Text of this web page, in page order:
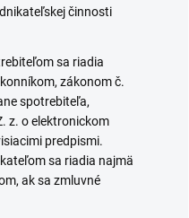
činnosti
sa riadia
zákonom č.
spotrebiteľa,
z. o elektronickom
predpismi.
sa riadia najmä
ak sa zmluvné